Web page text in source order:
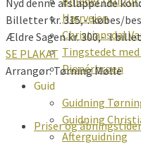
Hærvejen
Christiansdal
Tingstedet
Pionérbroen
Guid
Guidning
Guidning
Afterguidning
Billetter kr. 315,-. købes/
Ældre Sagen kr. 300,- I
SE PLAKAT
Arrangør: Tørning Mølle
Priser og åbningstider